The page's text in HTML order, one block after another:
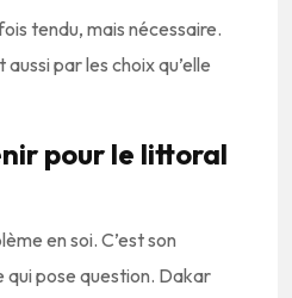
tendu, mais nécessaire.
par les choix qu’elle
pour le littoral
en soi. C’est son
qui pose question. Dakar